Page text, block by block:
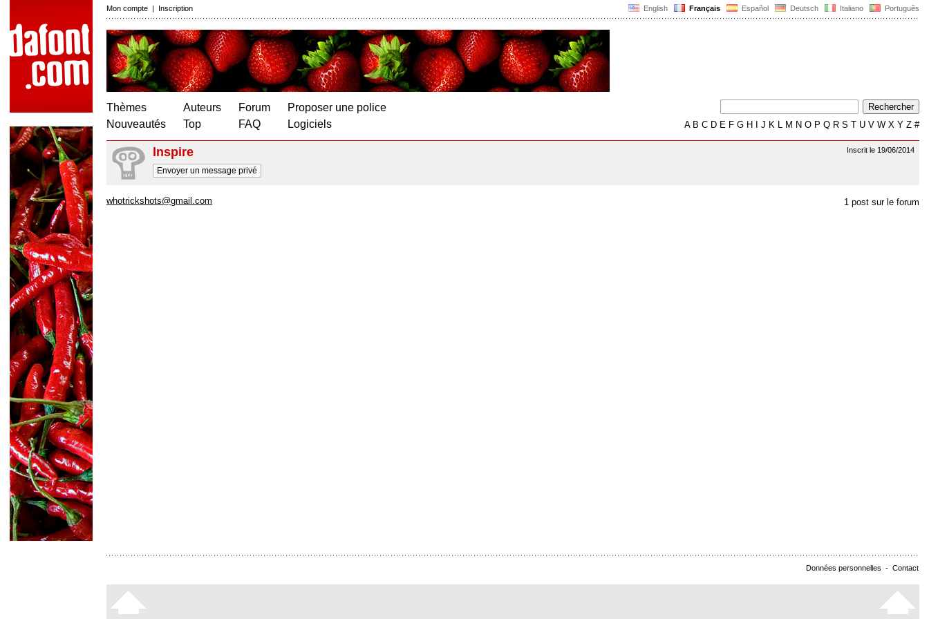
English Français Español Deutsch Italiano Português
Mon compte | Inscription
Thèmes
Nouveautés
Auteurs
Top
Forum
FAQ
Proposer une police
Logiciels
AB C D E F G H J K L M N O P Q R S T U V W X Y Z #
Inscrit le 19/06/2014
lnspire
Envoyer un message privé
1 post sur le forum
whotrickshots@gmail.com
Données personnelles - Contact